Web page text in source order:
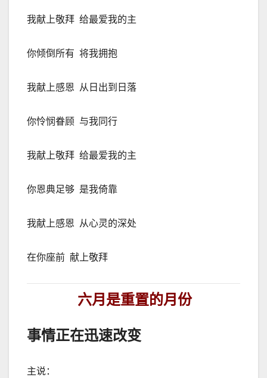
我献上敬拜 给最爱我的主
你倾倒所有 将我拥抱
我献上感恩 从日出到日落
你怜悯眷顾 与我同行
我献上敬拜 给最爱我的主
你恩典足够 是我倚靠
我献上感恩 从心灵的深处
在你座前 献上敬拜
六月是重置的月份
事情正在迅速改变
主说：